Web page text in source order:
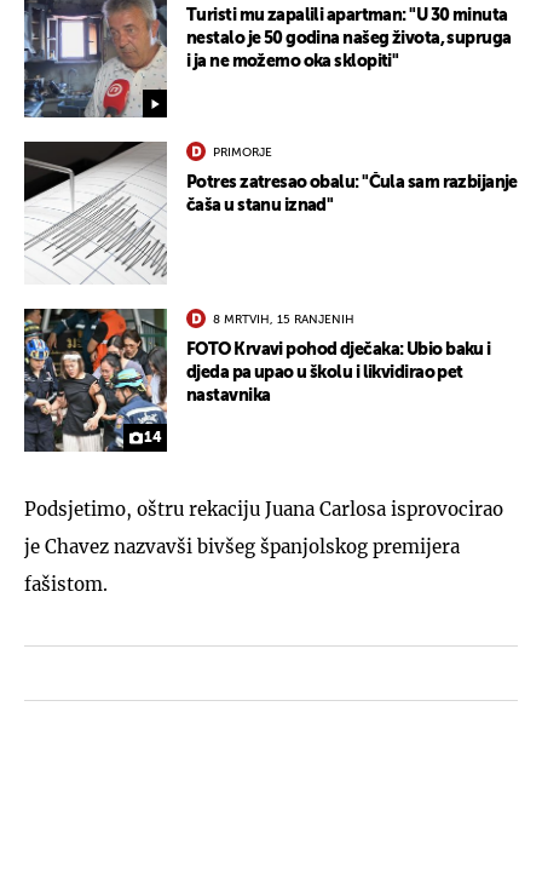
Turisti mu zapalili apartman: "U 30 minuta
nestalo je 50 godina našeg života, supruga
i ja ne možemo oka sklopiti"
PRIMORJE
Potres zatresao obalu: "Čula sam razbijanje
čaša u stanu iznad"
14
8 MRTVIH, 15 RANJENIH
FOTO Krvavi pohod dječaka: Ubio baku i
djeda pa upao u školu i likvidirao pet
nastavnika
Podsjetimo, oštru rekaciju Juana Carlosa isprovocirao
je Chavez nazvavši bivšeg španjolskog premijera
fašistom.